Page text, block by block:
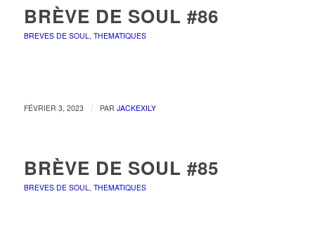
BRÈVE DE SOUL #86
BREVES DE SOUL, THEMATIQUES
FÉVRIER 3, 2023 / PAR JACKEXILY
BRÈVE DE SOUL #85
BREVES DE SOUL, THEMATIQUES